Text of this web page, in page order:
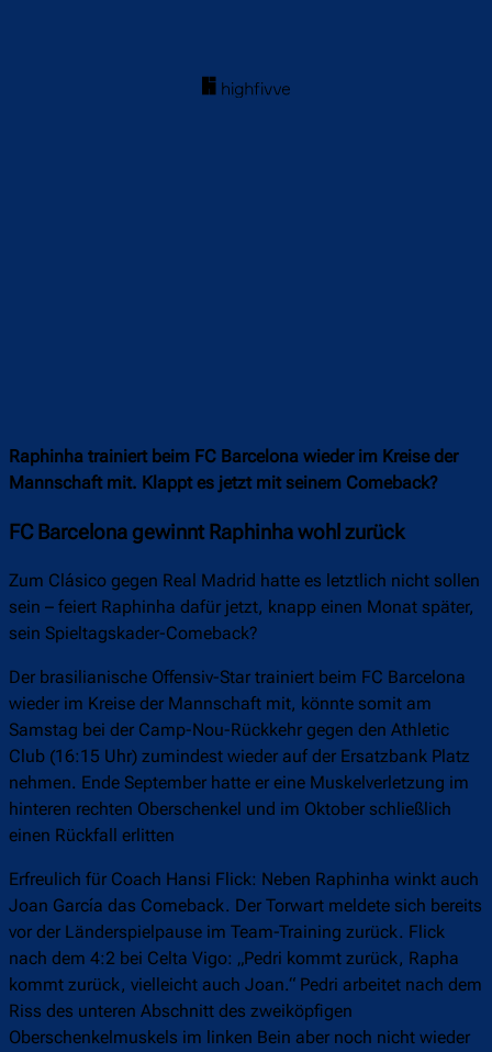
Raphinha trainiert beim FC Barcelona wieder im Kreise der
Mannschaft mit. Klappt es jetzt mit seinem Comeback?
FC Barcelona gewinnt Raphinha wohl zurück
Zum Clásico gegen Real Madrid hatte es letztlich nicht sollen
sein – feiert Raphinha dafür jetzt, knapp einen Monat später,
sein Spieltagskader-Comeback?
Der brasilianische Offensiv-Star trainiert beim FC Barcelona
wieder im Kreise der Mannschaft mit, könnte somit am
Samstag bei der Camp-Nou-Rückkehr gegen den Athletic
Club (16:15 Uhr) zumindest wieder auf der Ersatzbank Platz
nehmen. Ende September hatte er eine Muskelverletzung im
hinteren rechten Oberschenkel und im Oktober schließlich
einen Rückfall erlitten
Erfreulich für Coach Hansi Flick: Neben Raphinha winkt auch
Joan García das Comeback. Der Torwart meldete sich bereits
vor der Länderspielpause im Team-Training zurück. Flick
nach dem 4:2 bei Celta Vigo: „Pedri kommt zurück, Rapha
kommt zurück, vielleicht auch Joan.“ Pedri arbeitet nach dem
Riss des unteren Abschnitt des zweiköpfigen
Oberschenkelmuskels im linken Bein aber noch nicht wieder